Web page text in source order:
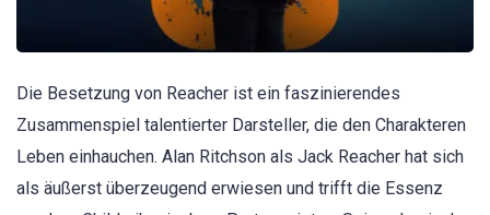
Die Besetzung von Reacher ist ein faszinierendes
Zusammenspiel talentierter Darsteller, die den Charakteren
Leben einhauchen. Alan Ritchson als Jack Reacher hat sich
als äußerst überzeugend erwiesen und trifft die Essenz